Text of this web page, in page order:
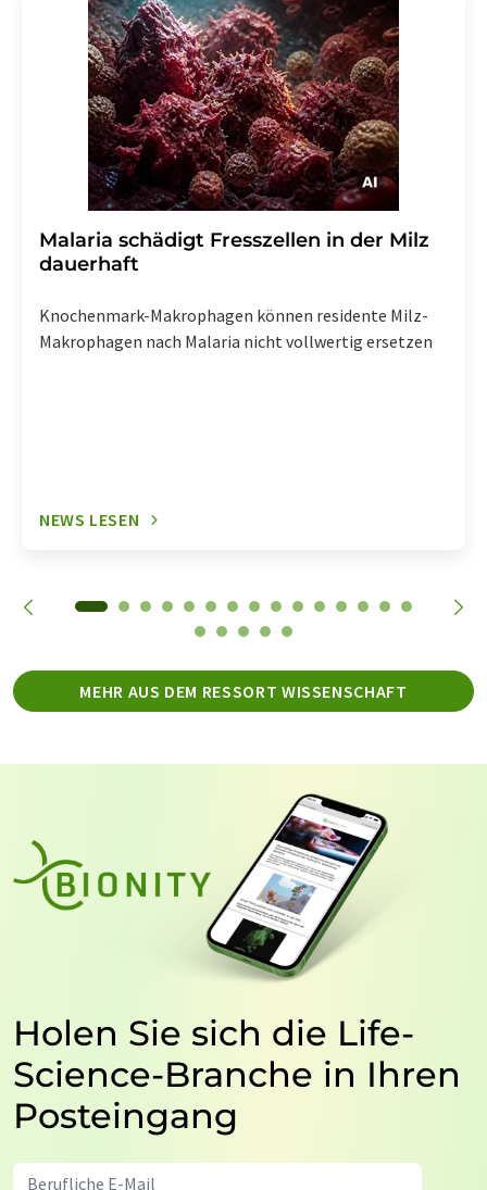
Malaria schädigt Fresszellen in der Milz
dauerhaft
Knochenmark-Makrophagen können residente Milz-
Makrophagen nach Malaria nicht vollwertig ersetzen
NEWS LESEN
MEHR AUS DEM RESSORT WISSENSCHAFT
Holen Sie sich die Life-
Science-Branche in Ihren
Posteingang